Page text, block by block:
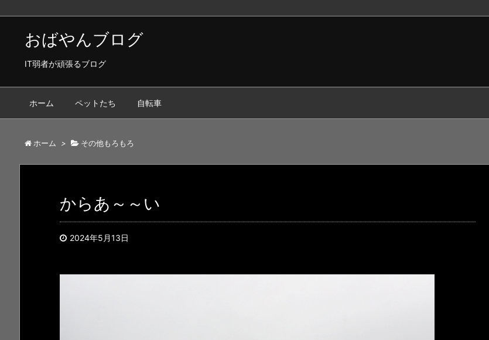
おばやんブログ
IT弱者が頑張るブログ
ホーム ペットたち 自転車
ホーム > その他もろもろ
からあ～～い
2024年5月13日